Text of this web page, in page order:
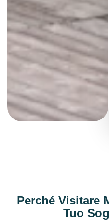
Perché Visitare
Tuo